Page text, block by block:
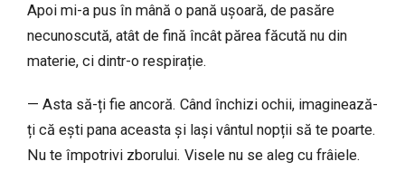
Apoi mi-a pus în mână o pană ușoară, de pasăre
necunoscută, atât de fină încât părea făcută nu din
materie, ci dintr-o respirație.
— Asta să-ți fie ancoră. Când închizi ochii, imaginează-
ți că ești pana aceasta și lași vântul nopții să te poarte.
Nu te împotrivi zborului. Visele nu se aleg cu frâiele.